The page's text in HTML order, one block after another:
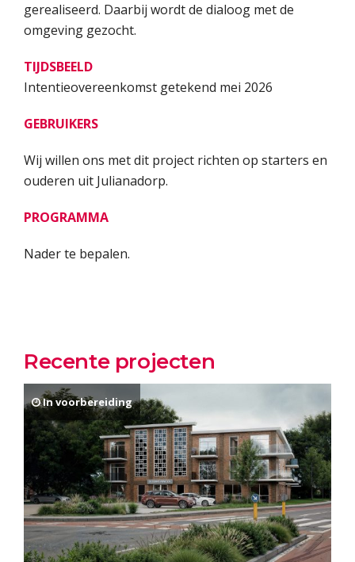
gerealiseerd. Daarbij wordt de dialoog met de
omgeving gezocht.
TIJDSBEELD
Intentieovereenkomst getekend mei 2026
GEBRUIKERS
Wij willen ons met dit project richten op starters en
ouderen uit Julianadorp.
PROGRAMMA
Nader te bepalen.
Recente projecten
In voorbereiding